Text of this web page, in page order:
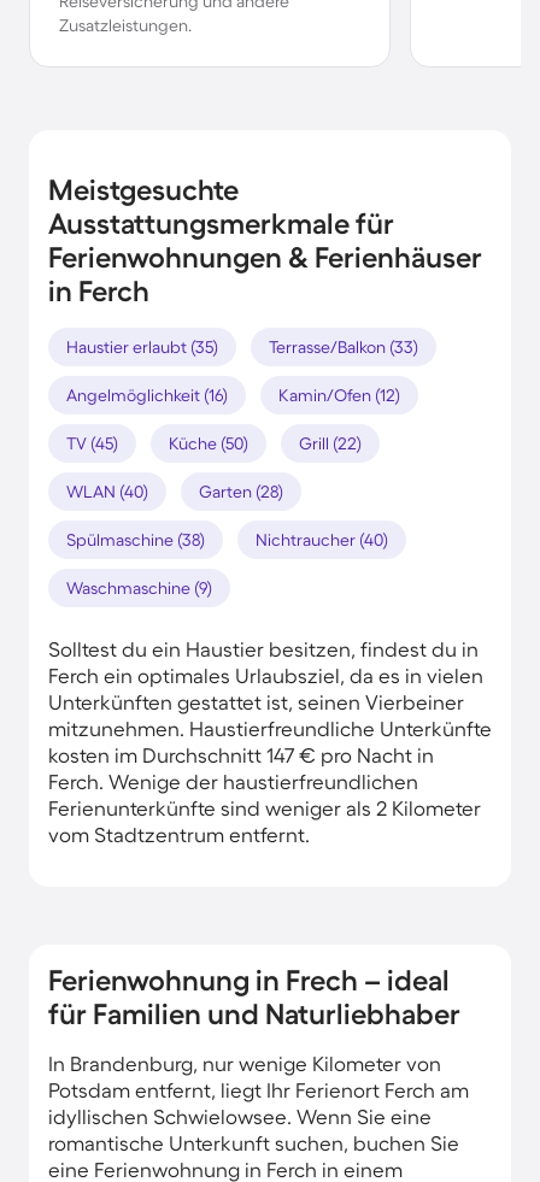
Zusatzleistungen.
Meistgesuchte
Ausstattungsmerkmale für
Ferienwohnungen & Ferienhäuser
in Ferch
Haustier erlaubt (35) Terrasse/Balkon (33)
Angelmöglichkeit (16) Kamin/Ofen (12)
TV (45) Küche (50) Grill (22)
WLAN (40) Garten (28)
Spülmaschine (38) Nichtraucher (40)
Waschmaschine (9)
Solltest du ein Haustier besitzen, findest du in
Ferch ein optimales Urlaubsziel, da es in vielen
Unterkünften gestattet ist, seinen Vierbeiner
mitzunehmen. Haustierfreundliche Unterkünfte
kosten im Durchschnitt 147 € pro Nacht in
Ferch. Wenige der haustierfreundlichen
Ferienunterkünfte sind weniger als 2 Kilometer
vom Stadtzentrum entfernt.
Ferienwohnung in Frech – ideal
für Familien und Naturliebhaber
In Brandenburg, nur wenige Kilometer von
Potsdam entfernt, liegt Ihr Ferienort Ferch am
idyllischen Schwielowsee. Wenn Sie eine
romantische Unterkunft suchen, buchen Sie
eine Ferienwohnung in Ferch in einem